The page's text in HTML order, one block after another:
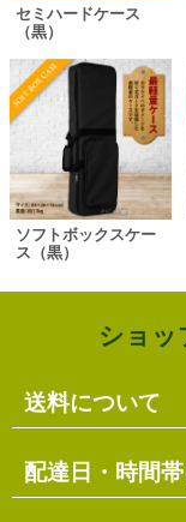
セミハードケース
（黒）
ソフトボックスケー
ス（黒）
ショ
送料について
単品のみの場合
各商品に記載の
配達日・時間